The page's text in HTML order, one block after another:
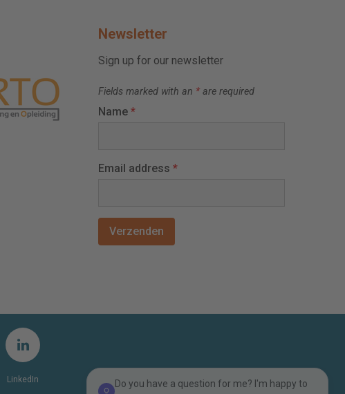
Newsletter
Sign up for our newsletter
Fields marked with an * are required
Name *
Email address *
LinkedIn
Do you have a question for me? I'm happy to